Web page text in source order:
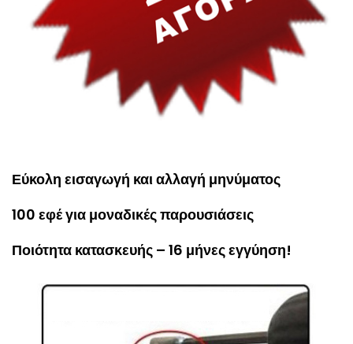
Εύκολη εισαγωγή και αλλαγή μηνύματος
100 εφέ για μοναδικές παρουσιάσεις
Ποιότητα κατασκευής – 16 μήνες εγγύηση!